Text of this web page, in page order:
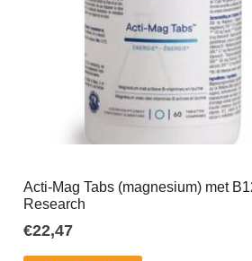
Acti-Mag Tabs (magnesium) met
Research
€22,47